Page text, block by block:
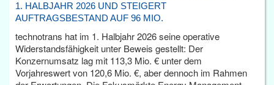
1. HALBJAHR 2026 UND STEIGERT
AUFTRAGSBESTAND AUF 96 MIO.
technotrans hat im 1. Halbjahr 2026 seine operative
Widerstandsfähigkeit unter Beweis gestellt: Der
Konzernumsatz lag mit 113,3 Mio. € unter dem
Vorjahreswert von 120,6 Mio. €, aber dennoch im Rahmen